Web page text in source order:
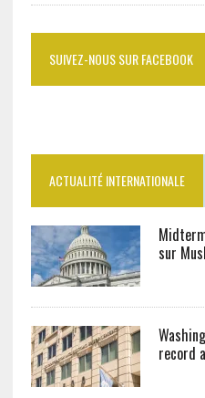
SUIVEZ-NOUS SUR FACEBOOK
ACTUALITÉ INTERNATIONALE
sur
record